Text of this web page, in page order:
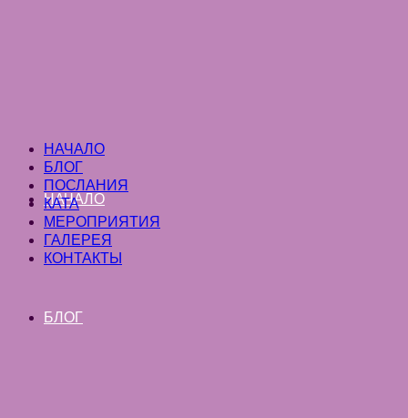
НАЧАЛО
БЛОГ
НАЧАЛО
БЛОГ
ПОСЛАНИЯ
КАТА
МЕРОПРИЯТИЯ
ГАЛЕРЕЯ
КОНТАКТЫ